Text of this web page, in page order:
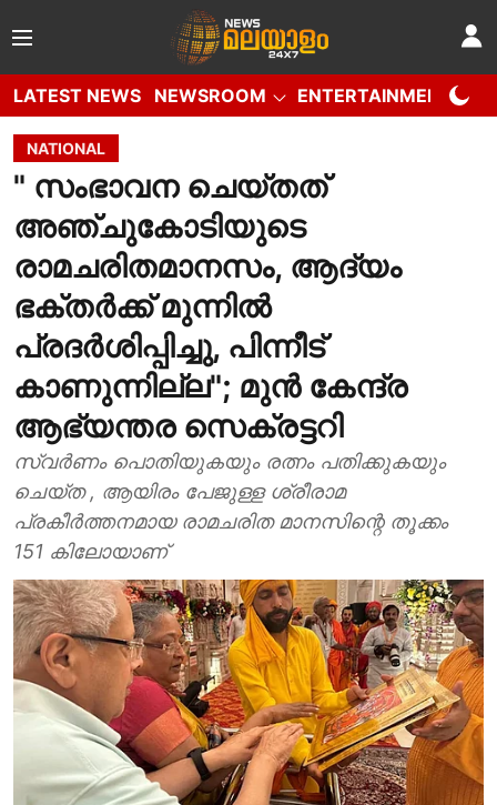
LATEST NEWS NEWSROOM ENTERTAINMENT
NATIONAL
" സംഭാവന ചെയ്തത്
അഞ്ചുകോടിയുടെ
രാമചരിതമാനസം, ആദ്യം
ഭക്തർക്ക് മുന്നിൽ
പ്രദർശിപ്പിച്ചു, പിന്നീട്
കാണുന്നില്ല"; മുൻ കേന്ദ്ര
ആഭ്യന്തര സെക്രട്ടറി
സ്വർണം പൊതിയുകയും രത്നം പതിക്കുകയും
ചെയ്ത , ആയിരം പേജുള്ള ശ്രീരാമ
പ്രകീർത്തനമായ രാമചരിത മാനസിന്റെ തൂക്കം
151 കിലോയാണ്